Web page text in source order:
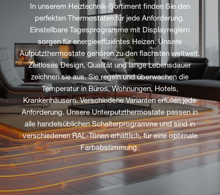
In unserem Heiztechnik-Sortiment finden Sie den
perfekten Thermostaten für jede Anforderung.
Einstellbare Tagesprogramme mit Displayreglern
sorgen für energieeffizientes Heizen. Unsere
Aufputzthermostate gehören zu den flachsten weltweit.
Zeitloses Design, Qualität und lange Lebensdauer
zeichnen sie aus. Sie regeln und überwachen die
Temperatur in Büros, Wohnungen, Hotels,
Krankenhäusern. Verschiedene Varianten erfüllen jede
Anforderung. Unsere Unterputzthermostate passen in
alle handelsüblichen Schalterprogramme und sind in
verschiedenen RAL-Tönen erhältlich, für eine optimale
Farbabstimmung.